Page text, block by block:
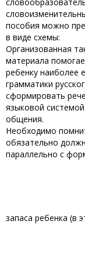
пособия можно
в виде схемы:
Организованная
материала
ребенку наиболее
грамматики
сформировать
языковой
общения.
Необходимо
обязательно
параллельно с
запаса ребенка (в